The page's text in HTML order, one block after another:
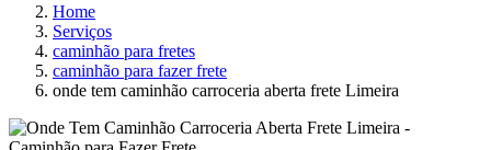
Home
Serviços
caminhão para fretes
caminhão para fazer frete
onde tem caminhão carroceria aberta frete Limeira